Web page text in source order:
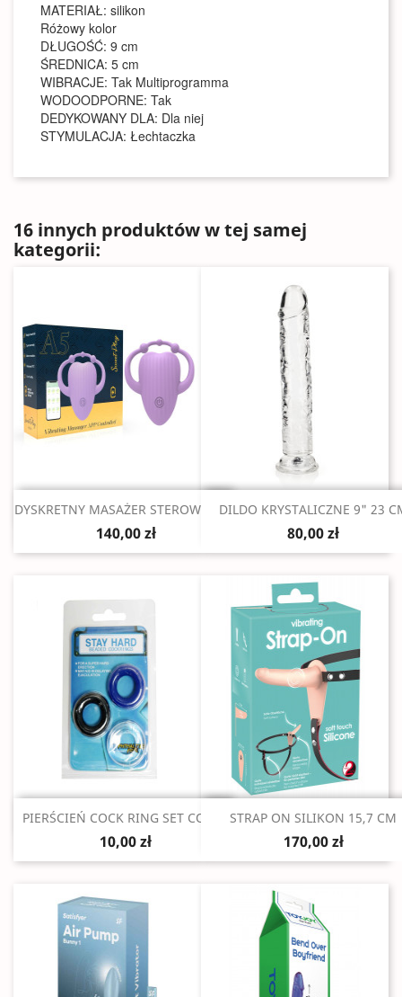
MATERIAŁ: silikon
Różowy kolor
DŁUGOŚĆ: 9 cm
ŚREDNICA: 5 cm
WIBRACJE: Tak Multiprogramma
WODOODPORNE: Tak
DEDYKOWANY DLA: Dla niej
STYMULACJA: Łechtaczka
16 innych produktów w tej samej
kategorii:
Szybki podgląd
DYSKRETNY MASAŻER STEROWANY...
140,00 zł
Szybki podgląd
DILDO KRYSTALICZNE 9" 23
80,00 zł
Szybki podgląd
PIERŚCIEŃ COCK RING SET COLOR
10,00 zł
 Szybki podgląd
STRAP ON SILIKON 15,7 CM
170,00 zł